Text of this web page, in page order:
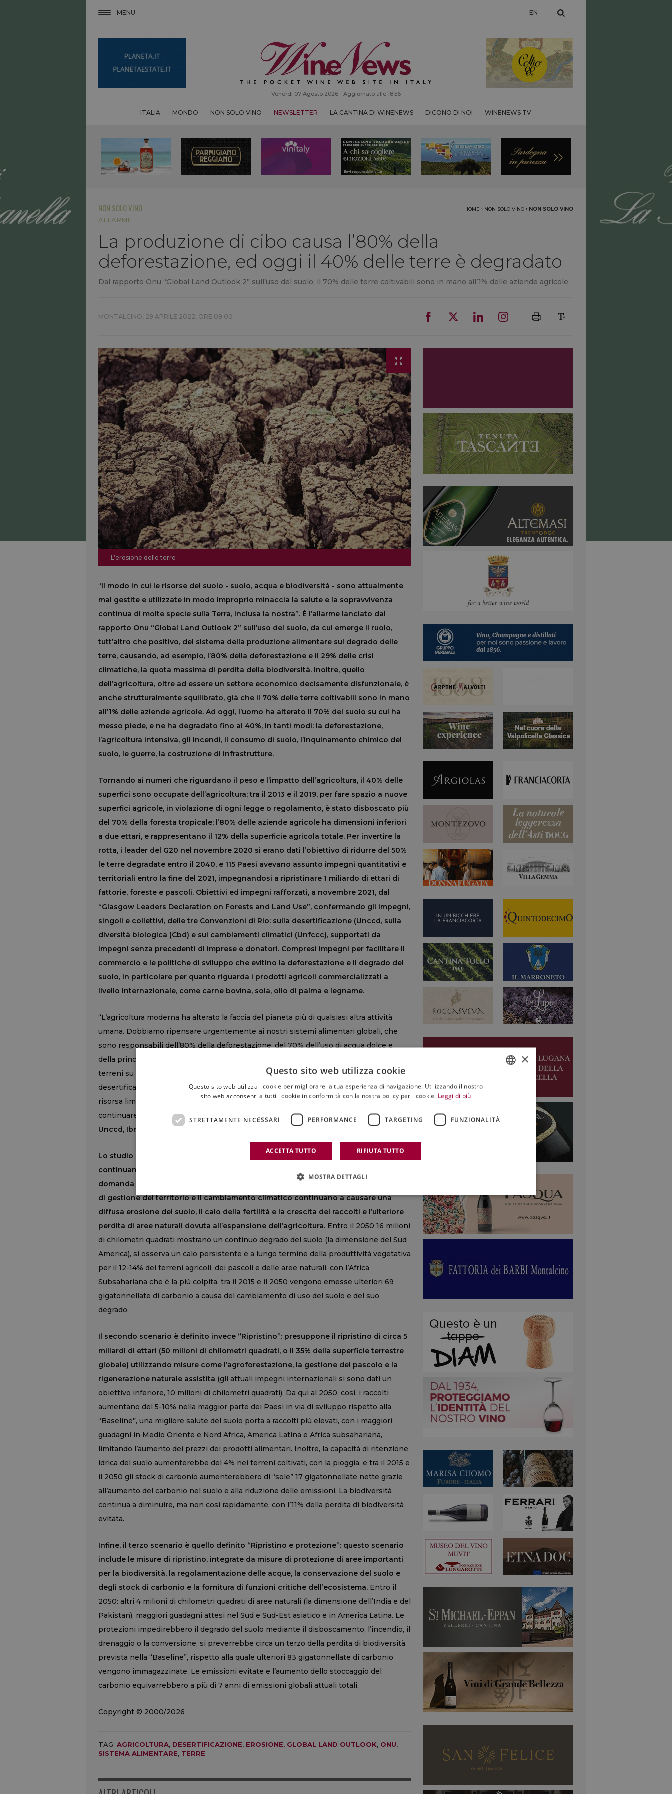
MENU EN
Venerdì 07 Agosto 2026 - Aggiornato alle 18:56
ITALIA MONDO NON SOLO VINO NEWSLETTER LA CANTINA DI WINENEWS DICONO DI NOI WINENEWS TV
NON SOLO VINO HOME › NON SOLO VINO › NON SOLO VINO
ALLARME
La produzione di cibo causa l’80% della
deforestazione, ed oggi il 40% delle terre è degradato
Dal rapporto Onu “Global Land Outlook 2” sull’uso del suolo: il 70% delle terre coltivabili sono in mano all’1% delle aziende agricole
MONTALCINO, 29 APRILE 2022, ORE 09:00
L’erosione delle terre
“Il modo in cui le risorse del suolo - suolo, acqua e biodiversità - sono attualmente
mal gestite e utilizzate in modo improprio minaccia la salute e la sopravvivenza
continua di molte specie sulla Terra, inclusa la nostra”. È l’allarme lanciato dal
rapporto Onu “Global Land Outlook 2” sull’uso del suolo, da cui emerge il ruolo,
tutt’altro che positivo, del sistema della produzione alimentare sul degrado delle
terre, causando, ad esempio, l’80% della deforestazione e il 29% delle crisi
climatiche, la quota massima di perdita della biodiversità. Inoltre, quello
dell’agricoltura, oltre ad essere un settore economico decisamente disfunzionale, è
anche strutturalmente squilibrato, già che il 70% delle terre coltivabili sono in mano
all’1% delle aziende agricole. Ad oggi, l’uomo ha alterato il 70% del suolo su cui ha
messo piede, e ne ha degradato fino al 40%, in tanti modi: la deforestazione,
l’agricoltura intensiva, gli incendi, il consumo di suolo, l’inquinamento chimico del
suolo, le guerre, la costruzione di infrastrutture.
Tornando ai numeri che riguardano il peso e l’impatto dell’agricoltura, il 40% delle
superfici sono occupate dell’agricoltura; tra il 2013 e il 2019, per fare spazio a nuove
superfici agricole, in violazione di ogni legge o regolamento, è stato disboscato più
del 70% della foresta tropicale; l’80% delle aziende agricole ha dimensioni inferiori
a due ettari, e rappresentano il 12% della superficie agricola totale. Per invertire la
rotta, i leader del G20 nel novembre 2020 si erano dati l’obiettivo di ridurre del 50%
le terre degradate entro il 2040, e 115 Paesi avevano assunto impegni quantitativi e
territoriali entro la fine del 2021, impegnandosi a ripristinare 1 miliardo di ettari di
fattorie, foreste e pascoli. Obiettivi ed impegni rafforzati, a novembre 2021, dal
“Glasgow Leaders Declaration on Forests and Land Use”, confermando gli impegni,
singoli e collettivi, delle tre Convenzioni di Rio: sulla desertificazione (Unccd, sulla
diversità biologica (Cbd) e sui cambiamenti climatici (Unfccc), supportati da
impegni senza precedenti di imprese e donatori. Compresi impegni per facilitare il
commercio e le politiche di sviluppo che evitino la deforestazione e il degrado del
suolo, in particolare per quanto riguarda i prodotti agricoli commercializzati a
livello internazionale, come carne bovina, soia, olio di palma e legname.
“L’agricoltura moderna ha alterato la faccia del pianeta più di qualsiasi altra attività
umana. Dobbiamo ripensare urgentemente ai nostri sistemi alimentari globali, che
sono responsabili dell’80% della deforestazione, del 70% dell’uso di acqua dolce e
della principale causa di perdita di biodiversità terrestre. Investire nel ripristino dei
terreni su larga scala è uno strumento potente ed economico per combattere la
desertificazione, l’erosione del suolo e la perdita di produzione agricola. Essendo una
risorsa limitata e il nostro bene naturale più prezioso, non possiamo permetterci di
continuare a dare per scontata la terra”,
ha commentato il segretario esecutivo
Unccd, Ibrahim Thiaw.
Lo studio Onu, quindi, definisce tre scenari futuri per il 2050. Nel primo, “Baseline”,
continuano i trend attuali di degrado del suolo e delle risorse naturali, mentre la
domanda di cibo, mangimi, fibre e bioenergia continua ad aumentare. Le pratiche
di gestione del territorio e il cambiamento climatico continuano a causare una
diffusa erosione del suolo, il calo della fertilità e la crescita dei raccolti e l’ulteriore
perdita di aree naturali dovuta all’espansione dell’agricoltura. Entro il 2050 16 milioni
di chilometri quadrati mostrano un continuo degrado del suolo (la dimensione del Sud
America), si osserva un calo persistente e a lungo termine della produttività vegetativa
per il 12-14% dei terreni agricoli, dei pascoli e delle aree naturali, con l’Africa
Subsahariana che è la più colpita, tra il 2015 e il 2050 vengono emesse ulteriori 69
gigatonnellate di carbonio a causa del cambiamento di uso del suolo e del suo
degrado.
Il secondo scenario è definito invece “Ripristino”: presuppone il ripristino di circa 5
miliardi di ettari (50 milioni di chilometri quadrati, o il 35% della superficie terrestre
globale) utilizzando misure come l’agroforestazione, la gestione del pascolo e la
rigenerazione naturale assistita (gli attuali impegni internazionali si sono dati un
obiettivo inferiore, 10 milioni di chilometri quadrati). Da qui al 2050, così, i raccolti
aumentano del 5-10% nella maggior parte dei Paesi in via di sviluppo rispetto alla
“Baseline”, una migliore salute del suolo porta a raccolti più elevati, con i maggiori
guadagni in Medio Oriente e Nord Africa, America Latina e Africa subsahariana,
limitando l’aumento dei prezzi dei prodotti alimentari. Inoltre, la capacità di ritenzione
idrica del suolo aumenterebbe del 4% nei terreni coltivati, con la pioggia, e tra il 2015 e
il 2050 gli stock di carbonio aumenterebbero di “sole” 17 gigatonnellate nette grazie
all’aumento del carbonio nel suolo e alla riduzione delle emissioni. La biodiversità
continua a diminuire, ma non così rapidamente, con l’11% della perdita di biodiversità
evitata.
Infine, il terzo scenario è quello definito “Ripristino e protezione”: questo scenario
include le misure di ripristino, integrate da misure di protezione di aree importanti
per la biodiversità, la regolamentazione delle acque, la conservazione del suolo e
degli stock di carbonio e la fornitura di funzioni critiche dell’ecosistema. Entro il
2050: altri 4 milioni di chilometri quadrati di aree naturali (la dimensione dell’India e del
Pakistan), maggiori guadagni attesi nel Sud e Sud-Est asiatico e in America Latina. Le
protezioni impedirebbero il degrado del suolo mediante il disboscamento, l’incendio, il
drenaggio o la conversione, si preverrebbe circa un terzo della perdita di biodiversità
prevista nella “Baseline”, rispetto alla quale ulteriori 83 gigatonnellate di carbonio
vengono immagazzinate. Le emissioni evitate e l’aumento dello stoccaggio del
carbonio equivarrebbero a più di 7 anni di emissioni globali attuali totali.
Copyright © 2000/2026
TAG: AGRICOLTURA, DESERTIFICAZIONE, EROSIONE, GLOBAL LAND OUTLOOK, ONU,
SISTEMA ALIMENTARE, TERRE
×
Questo sito web utilizza cookie
Questo sito web utilizza i cookie per migliorare la tua esperienza di navigazione. Utilizzando il nostro
sito web acconsenti a tutti i cookie in conformità con la nostra policy per i cookie. Leggi di più
STRETTAMENTE NECESSARI PERFORMANCE TARGETING FUNZIONALITÀ
ACCETTA TUTTO RIFIUTA TUTTO
MOSTRA DETTAGLI